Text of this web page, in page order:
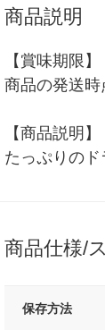
商品説明
【賞味期限】
商品の発送時
【商品説明】
たっぷりの
商品仕様/
保存方法